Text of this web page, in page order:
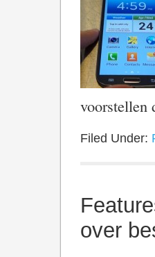
Filed Under:
over